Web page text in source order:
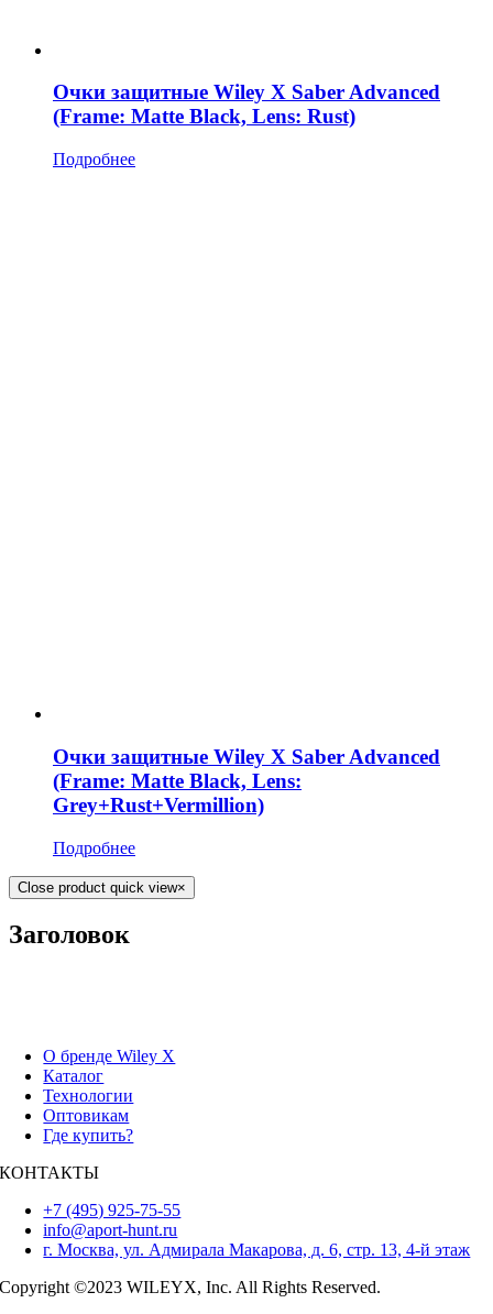
Очки защитные Wiley X Saber Advanced
(Frame: Matte Black, Lens: Rust)
Подробнее
Очки защитные Wiley X Saber Advanced
(Frame: Matte Black, Lens:
Grey+Rust+Vermillion)
Подробнее
Close product quick view×
Заголовок
О бренде Wiley X
Каталог
Технологии
Оптовикам
Где купить?
КОНТАКТЫ
+7 (495) 925-75-55
info@aport-hunt.ru
г. Москва, ул. Адмирала Макарова, д. 6, стр. 13, 4-й этаж
Copyright ©2023 WILEYX, Inc. All Rights Reserved.